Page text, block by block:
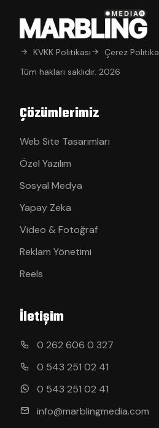
KVKK Politikası
Çerez
Tüm hakları saklıdır. 2026
Çözümlerimiz
Web Site Tasarımları
Özel Yazılım
Sosyal Medya
Yapay Zeka
Video & Fotoğraf
Reklam Yönetimi
Reels
İletişim
0 262 606 0 327
0 543 251 02 41
0 543 251 02 41
info@marblingmedia.com